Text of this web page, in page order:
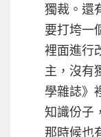
獨裁。還
要打垮一
裡面進行
主，沒有
學雜誌》
知識份子
那時候也